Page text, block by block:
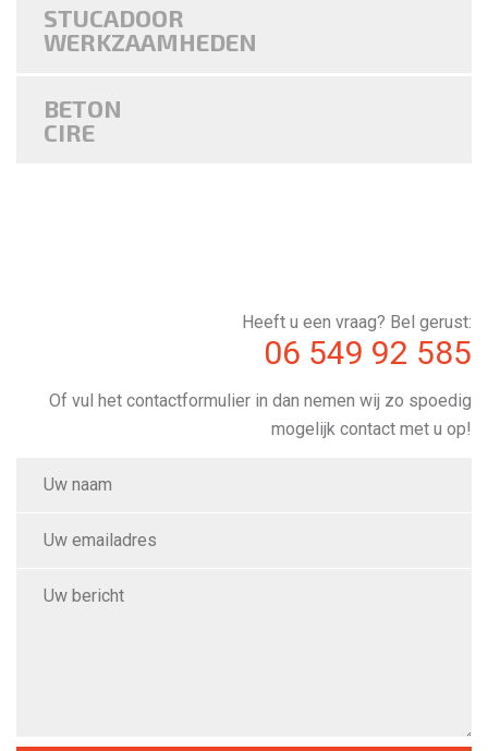
STUCADOOR
WERKZAAMHEDEN
BETON
CIRE
Heeft u een vraag? Bel gerust:
06 549 92 585
Of vul het contactformulier in dan nemen wij zo spoedig
mogelijk contact met u op!